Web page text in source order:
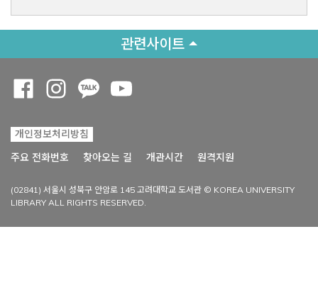
관련사이트
개인정보처리방침
주요 전화번호
찾아오는 길 개관시간 원격지원
(02841) 서울시 성북구 안암로 145 고려대학교 도서관 © KOREA UNIVERSITY
LIBRARY ALL RIGHTS RESERVED.
Opens a new window
Opens a new window
Opens a new window